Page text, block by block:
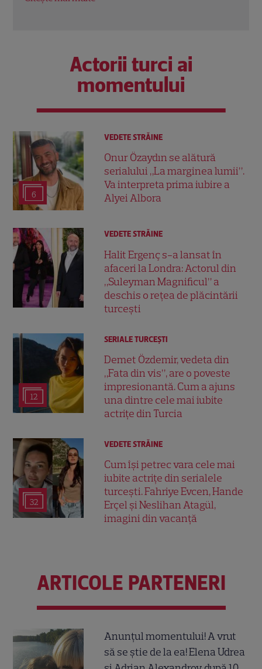
Actorii turci ai
momentului
6
VEDETE STRĂINE
Onur Özaydın se alătură
serialului „La marginea lumii”.
Va interpreta prima iubire a
Alyei Albora
VEDETE STRĂINE
Halit Ergenç s-a lansat în
afaceri la Londra: Actorul din
„Suleyman Magnificul” a
deschis o rețea de plăcintării
turcești
12
SERIALE TURCEŞTI
Demet Özdemir, vedeta din
„Fata din vis”, are o poveste
impresionantă. Cum a ajuns
una dintre cele mai iubite
actrițe din Turcia
32
VEDETE STRĂINE
Cum își petrec vara cele mai
iubite actrițe din serialele
turcești. Fahriye Evcen, Hande
Erçel și Neslihan Atagül,
imagini din vacanță
ARTICOLE PARTENERI
Anunțul momentului! A vrut
să se știe de la ea! Elena Udrea